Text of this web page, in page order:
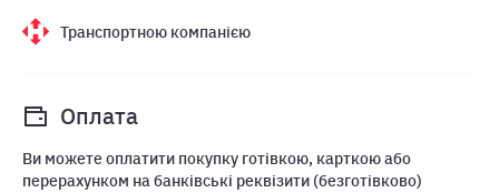
Транспортною компанією
Оплата
Ви можете оплатити покупку готівкою, карткою або
перерахунком на банківські реквізити (безготівково)